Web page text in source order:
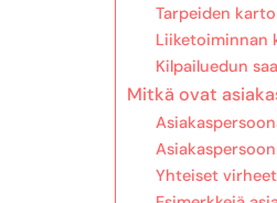
Tarpeiden
Liiketoiminnan
Kilpailuedun
Mitkä ovat
Yhteiset